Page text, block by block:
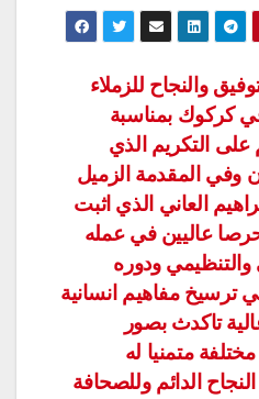
والنجاح للزملاء
في كركوك بمناسبة
التكريم الذي
وفي المقدمة الزميل
العاني الذي اثبت
عاليين في عمله
ودوره
ترسيخ مفاهيم انسانية
تاكدث بصور
متمنيا له
النجاح الدائم وللصحافة